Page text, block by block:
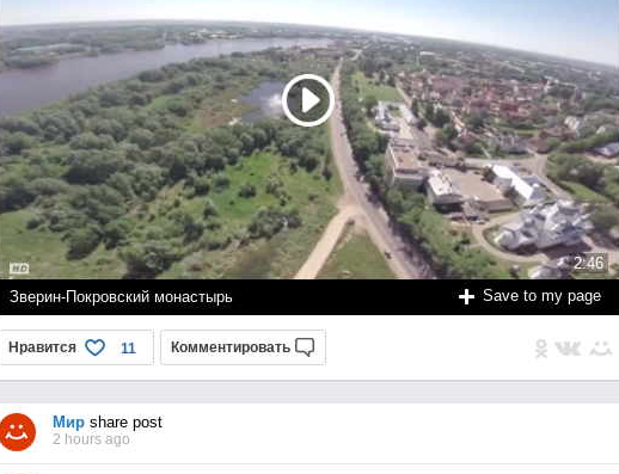
2:46
Зверин-Покровский монастырь Save to my page
Нравится 11 Комментировать
Мирshare post
2 hours ago